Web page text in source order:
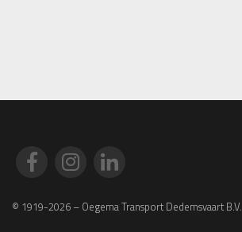
© 1919-2026 – Oegema Transport Dedemsvaart B.V.